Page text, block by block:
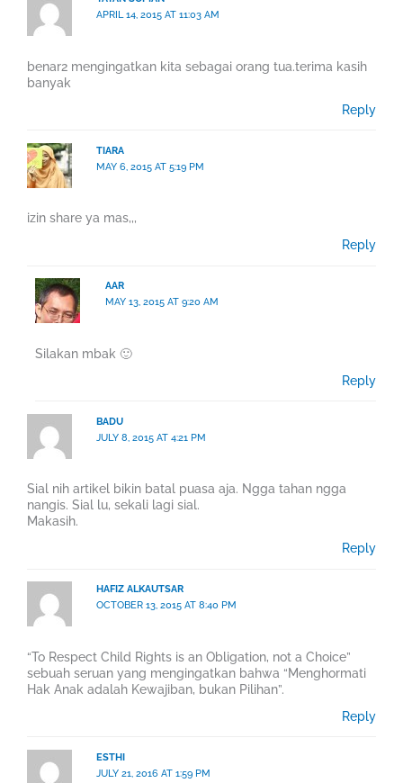
APRIL 14, 2015 AT 11:03 AM
benar2 mengingatkan kita sebagai orang tua.terima kasih
banyak
Reply
TIARA
MAY 6, 2015 AT 5:19 PM
izin share ya mas,,,
Reply
AAR
MAY 13, 2015 AT 9:20 AM
Silakan mbak 🙂
Reply
BADU
JULY 8, 2015 AT 4:21 PM
Sial nih artikel bikin batal puasa aja. Ngga tahan ngga
nangis. Sial lu, sekali lagi sial.
Makasih.
Reply
HAFIZ ALKAUTSAR
OCTOBER 13, 2015 AT 8:40 PM
“To Respect Child Rights is an Obligation, not a Choice”
sebuah seruan yang mengingatkan bahwa “Menghormati
Hak Anak adalah Kewajiban, bukan Pilihan”.
Reply
ESTHI
JULY 21, 2016 AT 1:59 PM